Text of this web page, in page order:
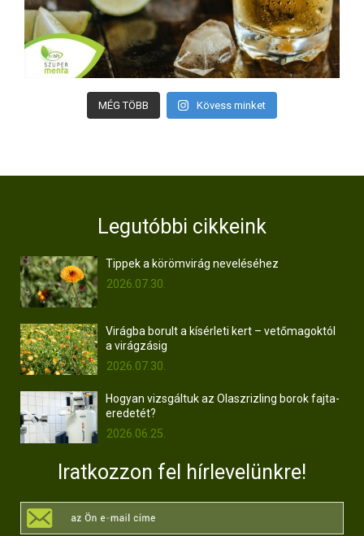
MÉG TÖBB Kövess minket
Legutóbbi cikkeink
Tippek a körömvirág neveléséhez
2026.07.30.
Virágba borult a kísérleti kert – vetőmagoktól
a virágzásig
2026.07.30.
Hogyan vizsgáltuk az Olaszrizling borok fajta-
eredetét?
2026.06.25.
Iratkozzon fel hírlevelünkre!